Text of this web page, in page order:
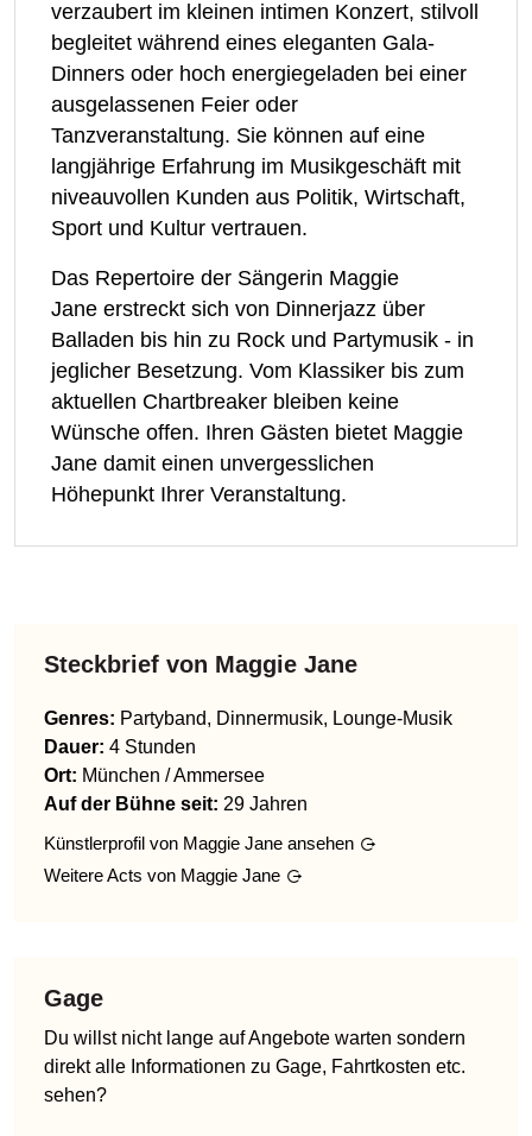
verzaubert im kleinen intimen Konzert, stilvoll
begleitet während eines eleganten Gala-
Dinners oder hoch energiegeladen bei einer
ausgelassenen Feier oder
Tanzveranstaltung. Sie können auf eine
langjährige Erfahrung im Musikgeschäft mit
niveauvollen Kunden aus Politik, Wirtschaft,
Sport und Kultur vertrauen.
Das Repertoire der Sängerin Maggie
Jane erstreckt sich von Dinnerjazz über
Balladen bis hin zu Rock und Partymusik - in
jeglicher Besetzung. Vom Klassiker bis zum
aktuellen Chartbreaker bleiben keine
Wünsche offen. Ihren Gästen bietet Maggie
Jane damit einen unvergesslichen
Höhepunkt Ihrer Veranstaltung.
Steckbrief von Maggie Jane
Genres: Partyband, Dinnermusik, Lounge-Musik
Dauer: 4 Stunden
Ort: München / Ammersee
Auf der Bühne seit: 29 Jahren
Künstlerprofil von Maggie Jane ansehen
Weitere Acts von Maggie Jane
Gage
Du willst nicht lange auf Angebote warten sondern
direkt alle Informationen zu Gage, Fahrtkosten etc.
sehen?